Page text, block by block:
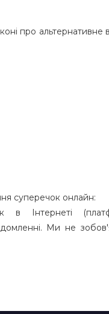
про
суперечок онлайн:
в Інтернеті
Ми не